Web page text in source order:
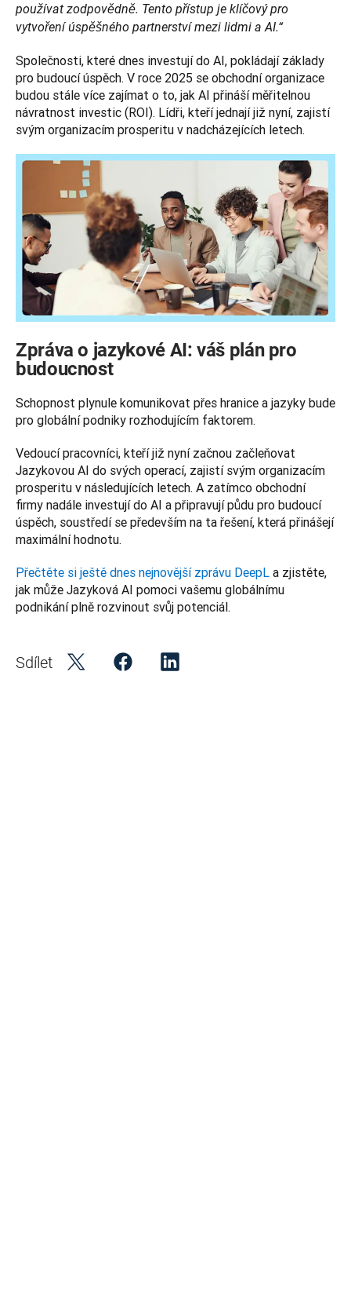
používat zodpovědně. Tento přístup je klíčový pro
vytvoření úspěšného partnerství mezi lidmi a AI.“
Společnosti, které dnes investují do AI, pokládají základy
pro budoucí úspěch. V roce 2025 se obchodní organizace
budou stále více zajímat o to, jak AI přináší měřitelnou
návratnost investic (ROI). Lídři, kteří jednají již nyní, zajistí
svým organizacím prosperitu v nadcházejících letech.
Zpráva o jazykové AI: váš plán pro
budoucnost
Schopnost plynule komunikovat přes hranice a jazyky bude
pro globální podniky rozhodujícím faktorem.
Vedoucí pracovníci, kteří již nyní začnou začleňovat
Jazykovou AI do svých operací, zajistí svým organizacím
prosperitu v následujících letech. A zatímco obchodní
firmy nadále investují do AI a připravují půdu pro budoucí
úspěch, soustředí se především na ta řešení, která přinášejí
maximální hodnotu.
Přečtěte si ještě dnes nejnovější zprávu DeepL a zjistěte,
jak může Jazyková AI pomoci vašemu globálnímu
podnikání plně rozvinout svůj potenciál.
Sdílet